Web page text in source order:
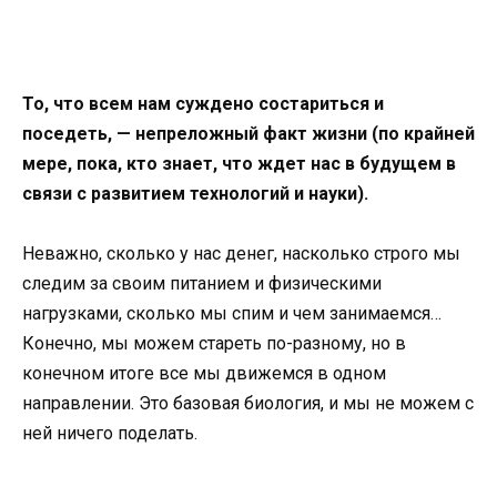
То, что всем нам суждено состариться и
поседеть, — непреложный факт жизни (по крайней
мере, пока, кто знает, что ждет нас в будущем в
связи с развитием технологий и науки).
Неважно, сколько у нас денег, насколько строго мы
следим за своим питанием и физическими
нагрузками, сколько мы спим и чем занимаемся…
Конечно, мы можем стареть по-разному, но в
конечном итоге все мы движемся в одном
направлении. Это базовая биология, и мы не можем с
ней ничего поделать.